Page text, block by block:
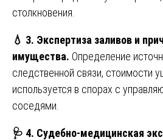
столкновения.
💧 3. Экспертиза заливов и
имущества. Определение
следственной связи, стоимости
используется в спорах с
соседями.
🩺 4. Судебно-медицинская